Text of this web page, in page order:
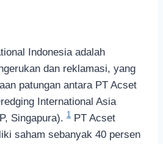
Indonesia adalah
dan reklamasi, yang
patungan antara PT Acset
International Asia
Singapura). 1 PT Acset
saham sebanyak 40 persen